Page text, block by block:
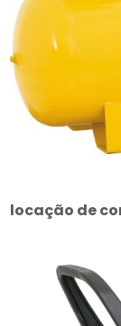
locação de